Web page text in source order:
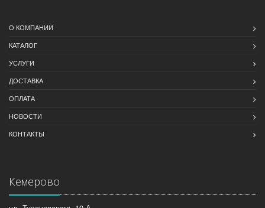
О КОМПАНИИ
КАТАЛОГ
УСЛУГИ
ДОСТАВКА
ОПЛАТА
НОВОСТИ
КОНТАКТЫ
Кемерово